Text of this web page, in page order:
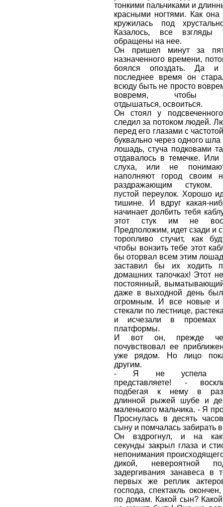
тонкими пальчиками и
красными ногтями. Как она
кружилась под
Казалось, все взгляды
обращены на нее.
Он пришел минут за
назначенного времени,
боялся опоздать. Да
последнее время он
всюду быть не просто
вовремя, чтобы
отдышаться, освоиться.
Он стоял у
следил за потоком людей.
перед его глазами с
буквально через одного шла
лошадь, стуча подковами
отдавалось в темечке.
слуха, или не
наполняют город своим
раздражающим стуком.
пустой переулок. Хорошо
тишине. И вдруг какая-
начинает долбить тебя
этот стук им не
Предположим, идет сзади и
торопливо стучит, как
чтобы вонзить тебе этот
бы оторвал всем этим
заставил бы их ходить
домашних тапочках! Этот
постоянный,
даже в выходной день был
огромным. И все новые и
стекали по лестнице,
и исчезали в проемах
платформы.
И вот он, прежде
почувствовал ее
уже рядом. Но лицо
другим.
- Я не успела
представляете! -
подбегая к нему в
длинной рыжей шубе и
маленького мальчика. - Я
Проснулась в десять
сыну и помчалась забирать
Он вздрогнул, и на
секунды закрыл глаза и
непонимания
дикой, невероятной
задергивания занавеса в
первых же реплик
господа, спектакль
по домам. Какой сын?